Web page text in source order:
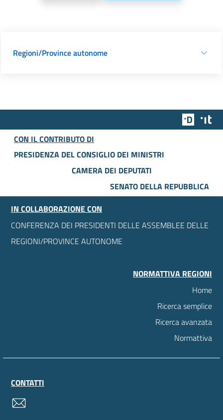
Regioni/Province autonome
Team
CON IL CONTRIBUTO DI
PRESIDENZA DEL CONSIGLIO DEI MINISTRI
CAMERA DEI DEPUTATI
SENATO DELLA REPUBBLICA
IN COLLABORAZIONE CON
CONFERENZA DEI PRESIDENTI DELLE ASSEMBLEE DELLE
REGIONI/PROVINCE AUTONOME
NORMATTIVA REGIONI
Home
Ricerca semplice
Ricerca avanzata
Normattiva
CONTATTI